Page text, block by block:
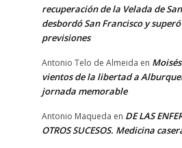
recuperación de la Velada de
desbordó San Francisco y
previsiones
Antonio Telo de Almeida en
vientos de la libertad a
jornada memorable
Antonio Maqueda en DE LAS
OTROS SUCESOS. Medicina